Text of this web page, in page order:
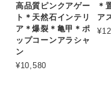
高品質ピンクアゲー
ト＊天然石インテリ
ア＊爆裂＊亀甲＊ポ
ップコーンアラシャ
ン
¥10,580
＊
ア